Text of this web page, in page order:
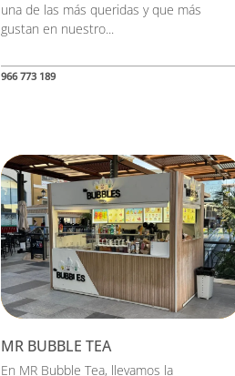
una de las más queridas y que más
gustan en nuestro...
966 773 189
MR BUBBLE TEA
En MR Bubble Tea, llevamos la